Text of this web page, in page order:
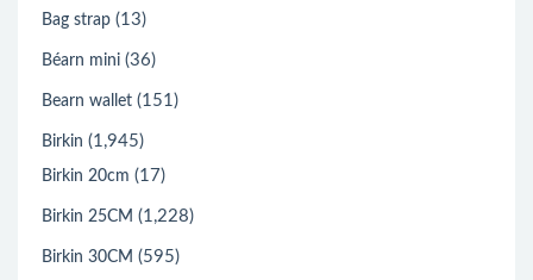
Bag strap (13)
Béarn mini (36)
Bearn wallet (151)
Birkin (1,945)
Birkin 20cm (17)
Birkin 25CM (1,228)
Birkin 30CM (595)